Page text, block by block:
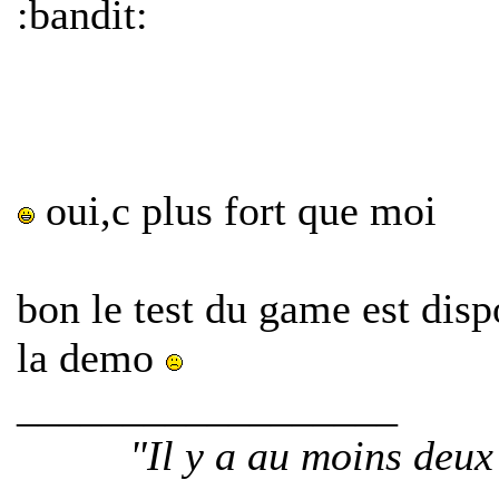
:bandit:
oui,c plus fort que moi
bon le test du game est
la demo
"Il y a au moins